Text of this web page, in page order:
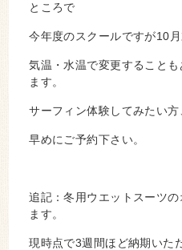
ところで
今年度のスクールですが10
気温・水温で変更すること
ます。
サーフィン体験してみたい
早めにご予約下さい。
追記：冬用ウエットスーツ
ます。
現時点で3週間ほど納期いた